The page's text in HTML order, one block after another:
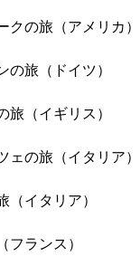
クの旅（アメリカ）
の旅（ドイツ）
旅（イギリス）
ェの旅（イタリア）
（イタリア）
フランス）